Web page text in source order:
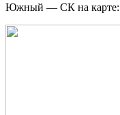
Южный — СК на карте: